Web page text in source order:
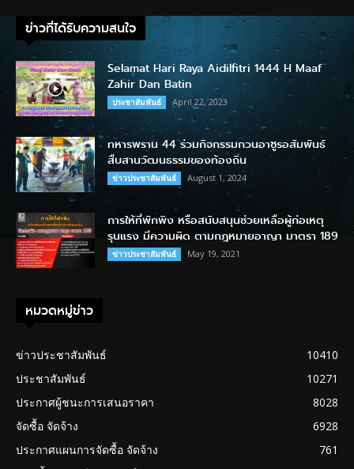
ข่าวที่ได้รับความสนใจ
Selamat Hari Raya Aidilfitri 1444 H Maaf
Zahir Dan Batin
ประชาสัมพันธ์ April 22, 2023
ทหารพราน 44 ร่วมกิจกรรมกวนอาซูรอสัมพันธ์
สืบสานวัฒนธรรมของท้องถิ่น
ข่าวประชาสัมพันธ์ August 1, 2024
การให้ที่พักพิง หรือสนับสนุนช่วยเหลือผู้ก่อเหตุ
รุนแรง มีความผิด ตามกฎหมายอาญา มาตรา 189
ข่าวประชาสัมพันธ์ May 19, 2021
หมวดหมู่ข่าว
ข่าวประชาสัมพันธ์
10410
ประชาสัมพันธ์
10271
ประกาศผู้ชนะการเสนอราคา
8028
จัดซื้อ จัดจ้าง
6928
ประกาศแผนการจัดซื้อ จัดจ้าง
761